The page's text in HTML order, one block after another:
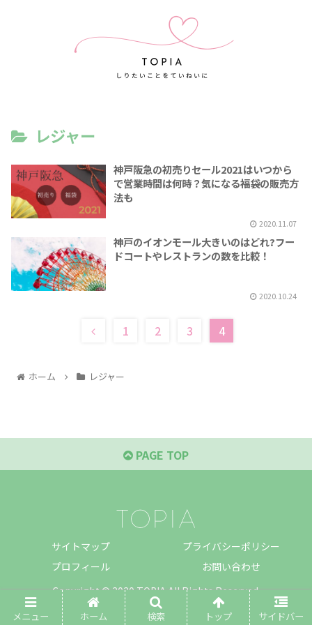
レジャー
神戸阪急の初売りセール2021はいつから
で営業時間は何時？気になる福袋の販売方
法も
2020.11.07
神戸のイオンモール大きいのはどれ?フー
ドコートやレストランの数を比較！
2020.10.24
1 2 3 4
ホーム レジャー
PAGE TOP
サイトマップ
プライバシーポリシー
プロフィール
お問い合わせ
Copyright © 2020 TOPIA All Rights Reserved.
メニュー ホーム 検索 トップ サイドバー